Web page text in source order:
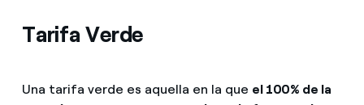
Tarifa Verde
Una tarifa verde es aquella en la que el 100% de la